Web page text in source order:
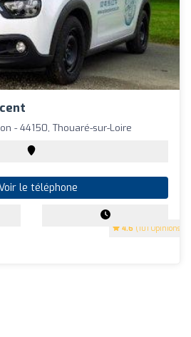
4.6 (101 Opinions)
- 44150, Thouaré-sur-Loire
le téléphone